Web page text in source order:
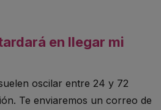
en llegar mi
oscilar entre 24 y 72
Te enviaremos un correo de